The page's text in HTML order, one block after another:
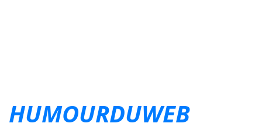
HUMOURDUWEB